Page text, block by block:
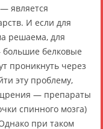
является
И если для
решаема, для
большие белковые
проникнуть через
эту проблему,
— препараты
спинного мозга)
при таком